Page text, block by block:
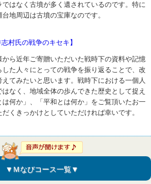
はなく古墳が多く遺されているのです。特に
地周辺は古墳の宝庫なのです。
村氏の戦争のキセキ】
ら近年ご寄贈いただいた戦時下の資料や記憶
た人々にとっての戦争を振り返ることで、改
てみたいと思います。戦時下における一個人
なく、地域全体の歩んできた歴史として捉え
何か」、「平和とは何か」をご覧頂いたお一
くきっかけとしていただければ幸いです。
▼Ｍなびコース一覧▼